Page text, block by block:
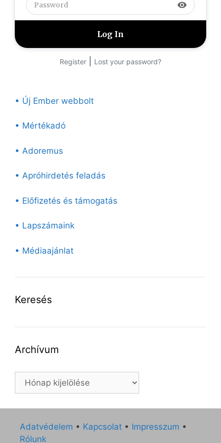
visibility
Register Lost your password?
• Új Ember webbolt
• Mértékadó
• Adoremus
• Apróhirdetés feladás
• Előfizetés és támogatás
• Lapszámaink
• Médiaajánlat
Keresés
Archívum
Archívum
Adatvédelem • Kapcsolat • Impresszum •
Rólunk